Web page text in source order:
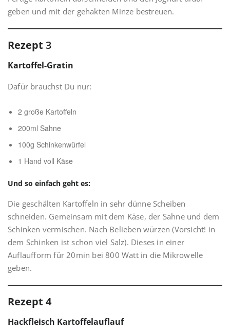
geben und mit der gehakten Minze bestreuen.
Rezept 3
Kartoffel-Gratin
Dafür brauchst Du nur:
2 große Kartoffeln
200ml Sahne
100g Schinkenwürfel
1 Hand voll Käse
Und so einfach geht es:
Die geschälten Kartoffeln in sehr dünne Scheiben
schneiden. Gemeinsam mit dem Käse, der Sahne und dem
Schinken vermischen. Nach Belieben würzen (Vorsicht! in
dem Schinken ist schon viel Salz). Dieses in einer
Auflaufform für 20min bei 800 Watt in die Mikrowelle
geben.
Rezept 4
Hackfleisch Kartoffelauflauf